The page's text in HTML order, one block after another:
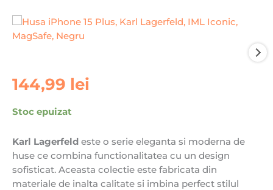
144,99 lei
Stoc epuizat
Karl Lagerfeld este o serie eleganta si moderna de
huse ce combina functionalitatea cu un design
sofisticat. Aceasta colectie este fabricata din
materiale de inalta calitate si imbina perfect stilul